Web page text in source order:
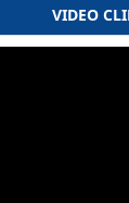
VIDEO